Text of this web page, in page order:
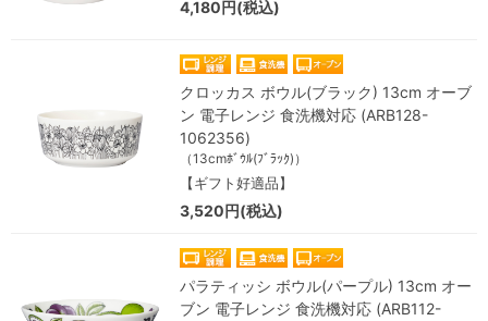
4,180円(税込)
クロッカス ボウル(ブラック) 13cm オーブ
ン 電子レンジ 食洗機対応 (ARB128-
1062356)
（13cmﾎﾞｳﾙ(ﾌﾞﾗｯｸ)）
【ギフト好適品】
3,520円(税込)
パラティッシ ボウル(パープル) 13cm オー
ブン 電子レンジ 食洗機対応 (ARB112-